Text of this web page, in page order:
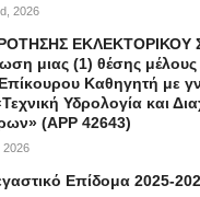
2026
ΕΚΛΕΚΤΟΡΙΚΟΥ
μιας (1) θέσης
Καθηγητή με
Υδρολογία και
(APP 42643)
2026
Επίδομα 2025-